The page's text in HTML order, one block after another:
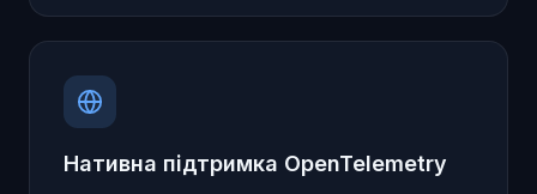
Нативна підтримка OpenTelemetry